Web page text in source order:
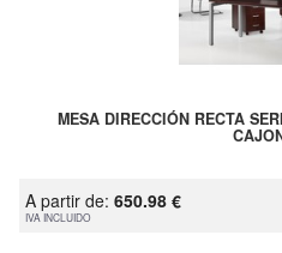
MESA DIRECCIÓN RECTA
A partir de: 650.98 €
IVA INCLUIDO